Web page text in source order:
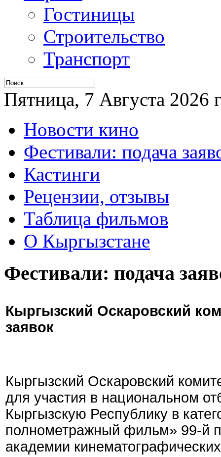
Гостиницы
Строительство
Транспорт
Пятница, 7 Августа 2026
Новости кино
Фестивали: подача
Кастинги
Рецензии, отзывы
Таблица фильмов
О Кыргызстане
Фестивали: подача
Кыргызский Оскаровский
заявок
Кыргызский Оскаровский
для участия в национальном
Кыргызскую Республику в
полнометражный фильм» 99-й
академии